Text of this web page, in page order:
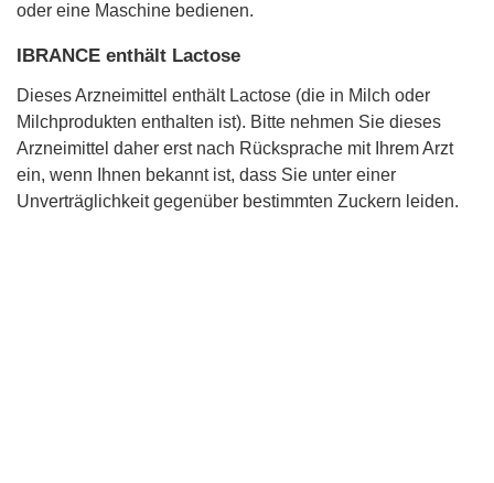
oder eine Maschine bedienen.
IBRANCE enthält Lactose
Dieses Arzneimittel enthält Lactose (die in Milch oder
Milchprodukten enthalten ist). Bitte nehmen Sie dieses
Arzneimittel daher erst nach Rücksprache mit Ihrem Arzt
ein, wenn Ihnen bekannt ist, dass Sie unter einer
Unverträglichkeit gegenüber bestimmten Zuckern leiden.